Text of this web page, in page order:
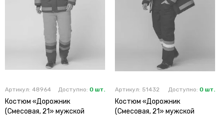
Артикул: 48964 Доступно: 0 шт.
Костюм «Дорожник
(Смесовая, 21» мужской
Артикул: 51432 Доступно: 0 шт.
Костюм «Дорожник
(Смесовая, 21» мужской